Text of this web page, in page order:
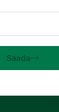
Saada